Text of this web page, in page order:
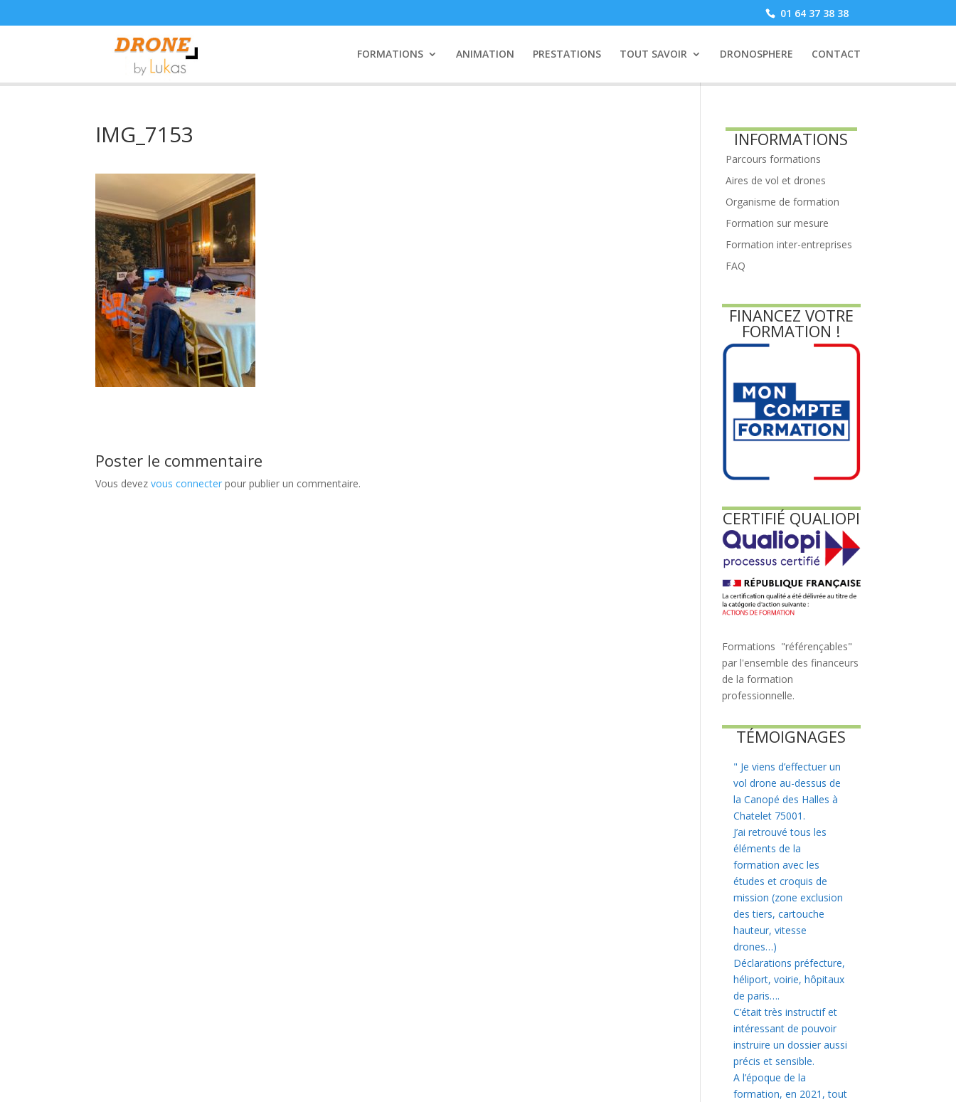
01 64 37 38 38
FORMATIONS ANIMATION PRESTATIONS TOUT SAVOIR DRONOSPHERE CONTACT
IMG_7153
Poster le commentaire
Vous devezvous connecter pour publier un commentaire.
INFORMATIONS
Parcours formations
Aires de vol et drones
Organisme de formation
Formation sur mesure
Formation inter-entreprises
FAQ
FINANCEZ VOTRE
FORMATION !
CERTIFIÉ QUALIOPI
Formations "référençables"
par l'ensemble des financeurs
de la formation
professionnelle.
TÉMOIGNAGES
" Je viens d’effectuer un
vol drone au-dessus de
la Canopé des Halles à
Chatelet 75001.
J’ai retrouvé tous les
éléments de la
formation avec les
études et croquis de
mission (zone exclusion
des tiers, cartouche
hauteur, vitesse
drones…)
Déclarations préfecture,
héliport, voirie, hôpitaux
de paris….
C’était très instructif et
intéressant de pouvoir
instruire un dossier aussi
précis et sensible.
A l’époque de la
formation, en 2021, tout